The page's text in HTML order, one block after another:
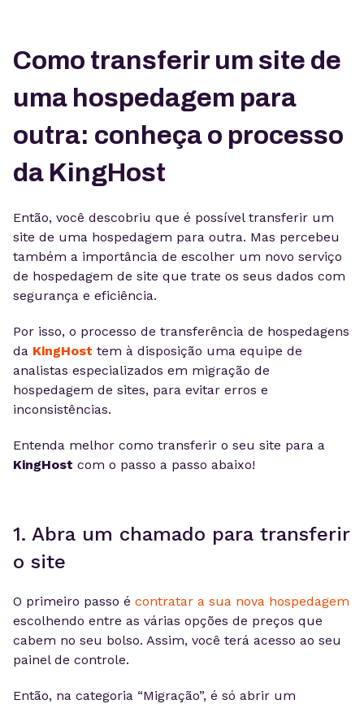
Como transferir um site de
uma hospedagem para
outra: conheça o processo
da KingHost
Então, você descobriu que é possível transferir um
site de uma hospedagem para outra. Mas percebeu
também a importância de escolher um novo serviço
de hospedagem de site que trate os seus dados com
segurança e eficiência.
Por isso, o processo de transferência de hospedagens
da KingHost tem à disposição uma equipe de
analistas especializados em migração de
hospedagem de sites, para evitar erros e
inconsistências.
Entenda melhor como transferir o seu site para a
KingHost com o passo a passo abaixo!
1. Abra um chamado para transferir
o site
O primeiro passo é contratar a sua nova hospedagem
escolhendo entre as várias opções de preços que
cabem no seu bolso. Assim, você terá acesso ao seu
painel de controle.
Então, na categoria “Migração”, é só abrir um